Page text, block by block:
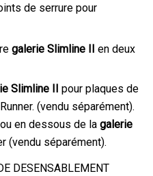
de serrure pour
galerie Slimline II en deux
Slimline II pour plaques de
(vendu séparément).
en dessous de la galerie
(vendu séparément).
DESENSABLEMENT